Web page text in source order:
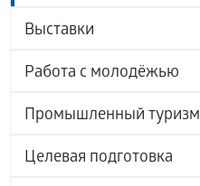
Выставки
Работа с молодёжью
Промышленный туризм
Целевая подготовка